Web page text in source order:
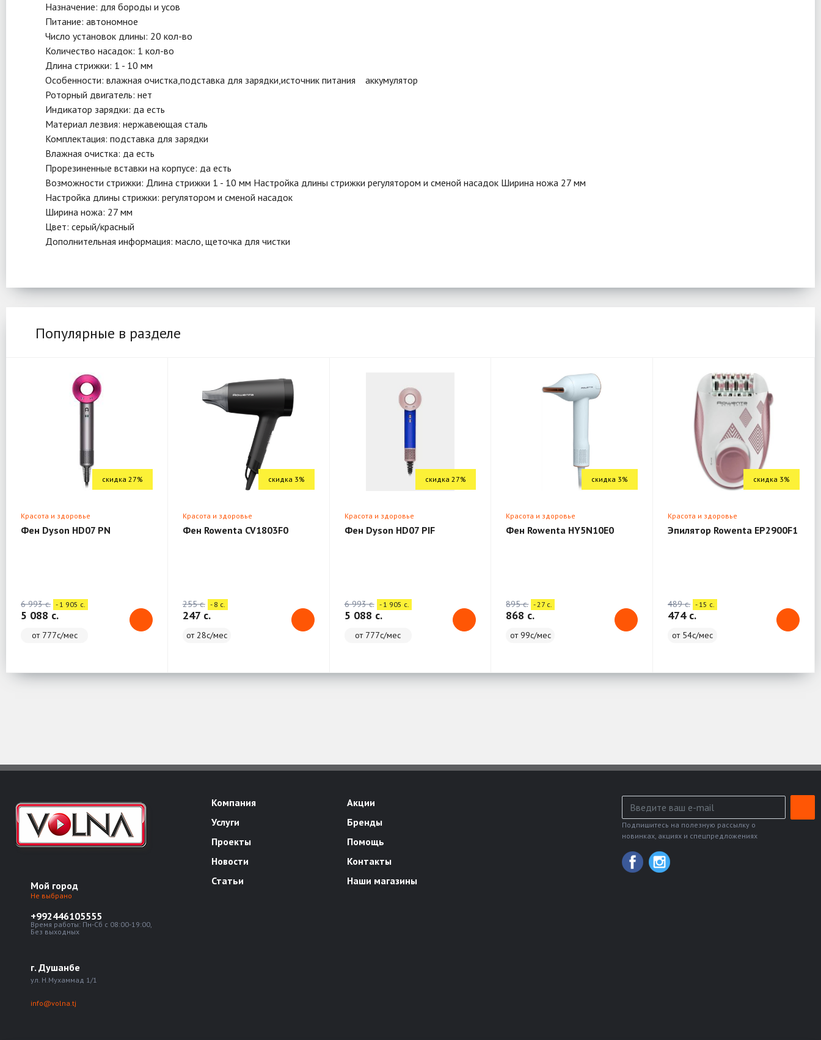
Назначение: для бороды и усов
Питание: автономное
Число установок длины: 20 кол-во
Количество насадок: 1 кол-во
Длина стрижки: 1 - 10 мм
Особенности: влажная очистка,подставка для зарядки,источник питания аккумулятор
Роторный двигатель: нет
Индикатор зарядки: да есть
Материал лезвия: нержавеющая сталь
Комплектация: подставка для зарядки
Влажная очистка: да есть
Прорезиненные вставки на корпусе: да есть
Возможности стрижки: Длина стрижки 1 - 10 мм Настройка длины стрижки регулятором и сменой насадок Ширина ножа 27 мм
Настройка длины стрижки: регулятором и сменой насадок
Ширина ножа: 27 мм
Цвет: серый/красный
Дополнительная информация: масло, щеточка для чистки
Популярные в разделе
скидка 27%
Красота и здоровье
Фен Dyson HD07 PN
6 993 c. - 1 905 c.
5 088 c.
от 777с/мес
скидка 3%
Красота и здоровье
Фен Rowenta CV1803F0
255 c. - 8 c.
247 c.
от 28с/мес
скидка 27%
Красота и здоровье
Фен Dyson HD07 PIF
6 993 c. - 1 905 c.
5 088 c.
от 777с/мес
скидка 3%
Красота и здоровье
Фен Rowenta HY5N10E0
895 c. - 27 c.
868 c.
от 99с/мес
скидка 3%
Красота и здоровье
Эпилятор Rowenta EP2900F1
489 c. - 15 c.
474 c.
от 54с/мес
Мой город
Не выбрано
+992446105555
Время работы: Пн-Сб с 08:00-19:00,
Без выходных
г. Душанбе
ул. Н.Мухаммад 1/1
info@volna.tj
Компания
Услуги
Проекты
Новости
Статьи
Акции
Бренды
Помощь
Контакты
Наши магазины
Подпишитесь на полезную рассылку о
новинках, акциях и спецпредложениях